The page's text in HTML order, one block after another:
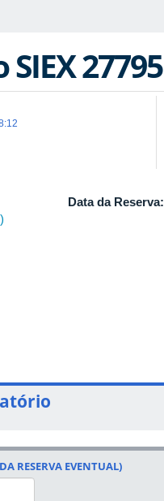
27795
Data da Reserva:
RESERVA EVENTUAL)